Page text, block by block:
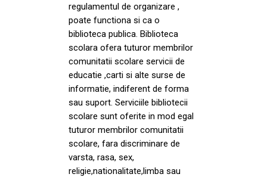
regulamentul de organizare ,
poate functiona si ca o
biblioteca publica. Biblioteca
scolara ofera tuturor membrilor
comunitatii scolare servicii de
educatie ,carti si alte surse de
informatie, indiferent de forma
sau suport. Serviciile bibliotecii
scolare sunt oferite in mod egal
tuturor membrilor comunitatii
scolare, fara discriminare de
varsta, rasa, sex,
religie,nationalitate,limba sau